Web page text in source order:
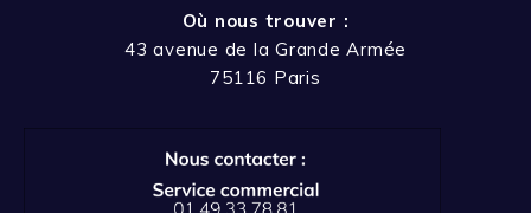
Où nous trouver :
43 avenue de la Grande Armée
75116 Paris